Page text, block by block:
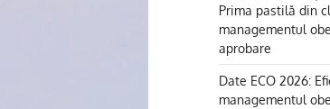
Prima pastilă din
managementul
aprobare
Date ECO 2026:
managementul